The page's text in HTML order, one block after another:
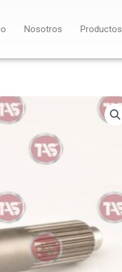
Nosotros Productos